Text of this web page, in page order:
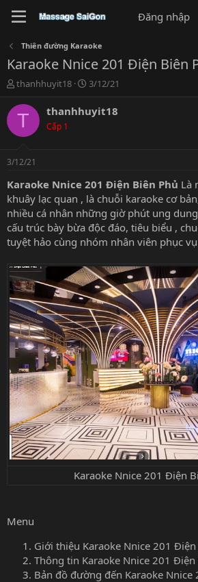
Đăng nhập
Thiên đường Karaoke
Karaoke Nnice 201 Điện Biên
T
r
a
s
t
a
t
e
r
thanhhuyit18
N
à
y
3/12/21
T thanhhuyit18
Cấp 1
3/12/21
Karaoke Nnice 201 Điện Biên Phủ Là
khuây lạc quan , là chuỗi karaoke cơ
nhiều cá nhân những giờ phút ung
cấu trúc bày bừa độc đáo, tiêu biểu ,
tuyệt hảo cùng nhóm nhân viên phục
Karaoke Nnice 201 Điện
Menu
Giới thiệu Karaoke Nnice 201 Điện
Thông tin Karaoke Nnice 201 Điện
Bản đồ đường đến Karaoke Nnice